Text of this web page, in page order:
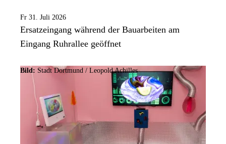
Fr 31. Juli 2026
Ersatzeingang während der Bauarbeiten am
Eingang Ruhrallee geöffnet
Bild: Stadt Dortmund / Leopold Achilles